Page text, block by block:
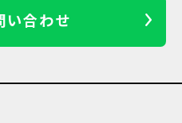
い合わせ